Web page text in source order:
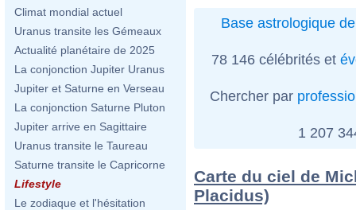
Climat mondial actuel
Uranus transite les Gémeaux
Actualité planétaire de 2025
La conjonction Jupiter Uranus
Jupiter et Saturne en Verseau
La conjonction Saturne Pluton
Jupiter arrive en Sagittaire
Uranus transite le Taureau
Saturne transite le Capricorne
Lifestyle
Le zodiaque et l'hésitation
Base astrologique
78 146 célébrités et
Chercher par
1 207
Carte du ciel de
Placidus)